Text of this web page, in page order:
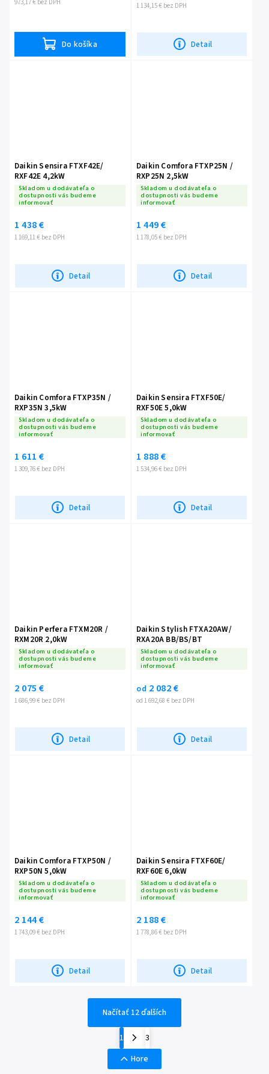
973,17 € bez DPH
Do košíka
1 134,15 € bez DPH
Detail
Daikin Sensira FTXF42E/
RXF42E 4,2kW
Skladom u dodávateľa o
dostupnosti vás budeme
informovať
1 169,11 € bez DPH
1 438 €
Detail
Daikin Comfora FTXP25N /
RXP25N 2,5kW
Skladom u dodávateľa o
dostupnosti vás budeme
informovať
1 178,05 € bez DPH
1 449 €
Detail
Daikin Comfora FTXP35N /
RXP35N 3,5kW
Skladom u dodávateľa o
dostupnosti vás budeme
informovať
1 309,76 € bez DPH
1 611 €
Detail
Daikin Sensira FTXF50E/
RXF50E 5,0kW
Skladom u dodávateľa o
dostupnosti vás budeme
informovať
1 534,96 € bez DPH
1 888 €
Detail
Daikin Perfera FTXM20R /
RXM20R 2,0kW
Skladom u dodávateľa o
dostupnosti vás budeme
informovať
1 686,99 € bez DPH
2 075 €
Detail
Daikin Stylish FTXA20AW/
RXA20A BB/BS/BT
Skladom u dodávateľa o
dostupnosti vás budeme
informovať
od 1 692,68 € bez DPH
od 2 082 €
Detail
Daikin Comfora FTXP50N /
RXP50N 5,0kW
Skladom u dodávateľa o
dostupnosti vás budeme
informovať
1 743,09 € bez DPH
2 144 €
Detail
Daikin Sensira FTXF60E/
RXF60E 6,0kW
Skladom u dodávateľa o
dostupnosti vás budeme
informovať
1 778,86 € bez DPH
2 188 €
Detail
Načítať 12 ďalších
1
3
Hore